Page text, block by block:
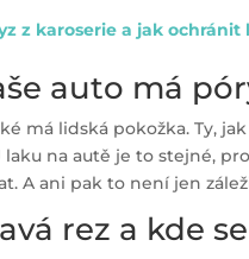
z karoserie a jak ochránit
auto má
má lidská pokožka. Ty,
laku na autě je to stejné,
A ani pak to není jen
rez a kde